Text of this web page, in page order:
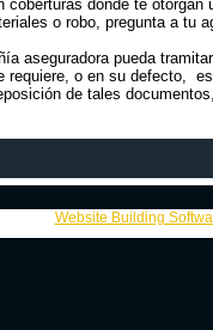
coberturas donde te
o robo, pregunta a tu
aseguradora pueda
requiere, o en su defecto,
de tales
Website Building